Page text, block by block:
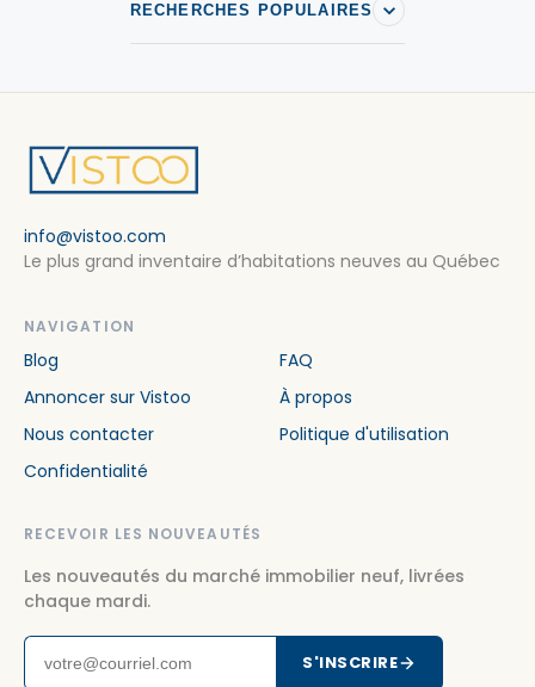
RECHERCHES POPULAIRES
info@vistoo.com
Le plus grand inventaire d’habitations neuves au Québec
NAVIGATION
Blog
FAQ
Annoncer sur Vistoo
À propos
Nous contacter
Politique d'utilisation
Confidentialité
RECEVOIR LES NOUVEAUTÉS
Les nouveautés du marché immobilier neuf, livrées
chaque mardi.
S'INSCRIRE